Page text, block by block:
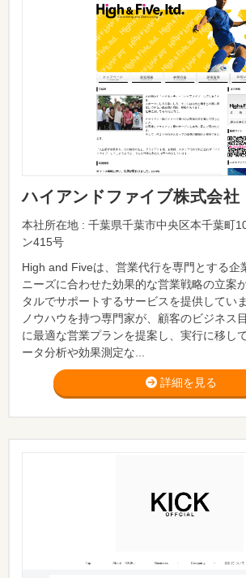
ハイアンドファイブ株式会社
本社所在地 : 千葉県千葉市中央区本千葉町
ン415号
High and Fiveは、営業代行を専門とする企
ニーズに合わせた効果的な営業戦略の立案
タルでサポートするサービスを提供してい
ノウハウを持つ専門家が、顧客のビジネス
に最適な営業プランを提案し、実行に移し
ータ分析や効果測定な...
詳細を見る